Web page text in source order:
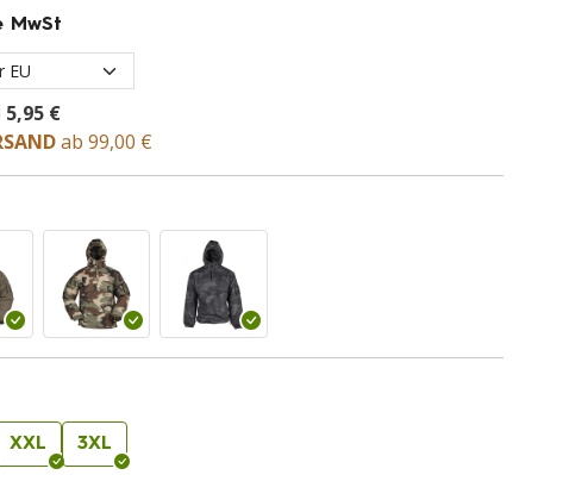
MwSt
5,95 €
ab 99,00 €
XXL 3XL